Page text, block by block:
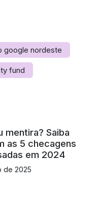
google nordeste
fund
mentira? Saiba
as 5 checagens
em 2024
de 2025